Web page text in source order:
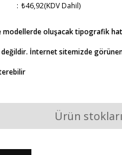
: ₺46,92(KDV Dahil)
modellerde oluşacak tipografik
İnternet sitemizde
Ürün